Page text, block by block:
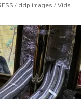
/ ddp images / Vida